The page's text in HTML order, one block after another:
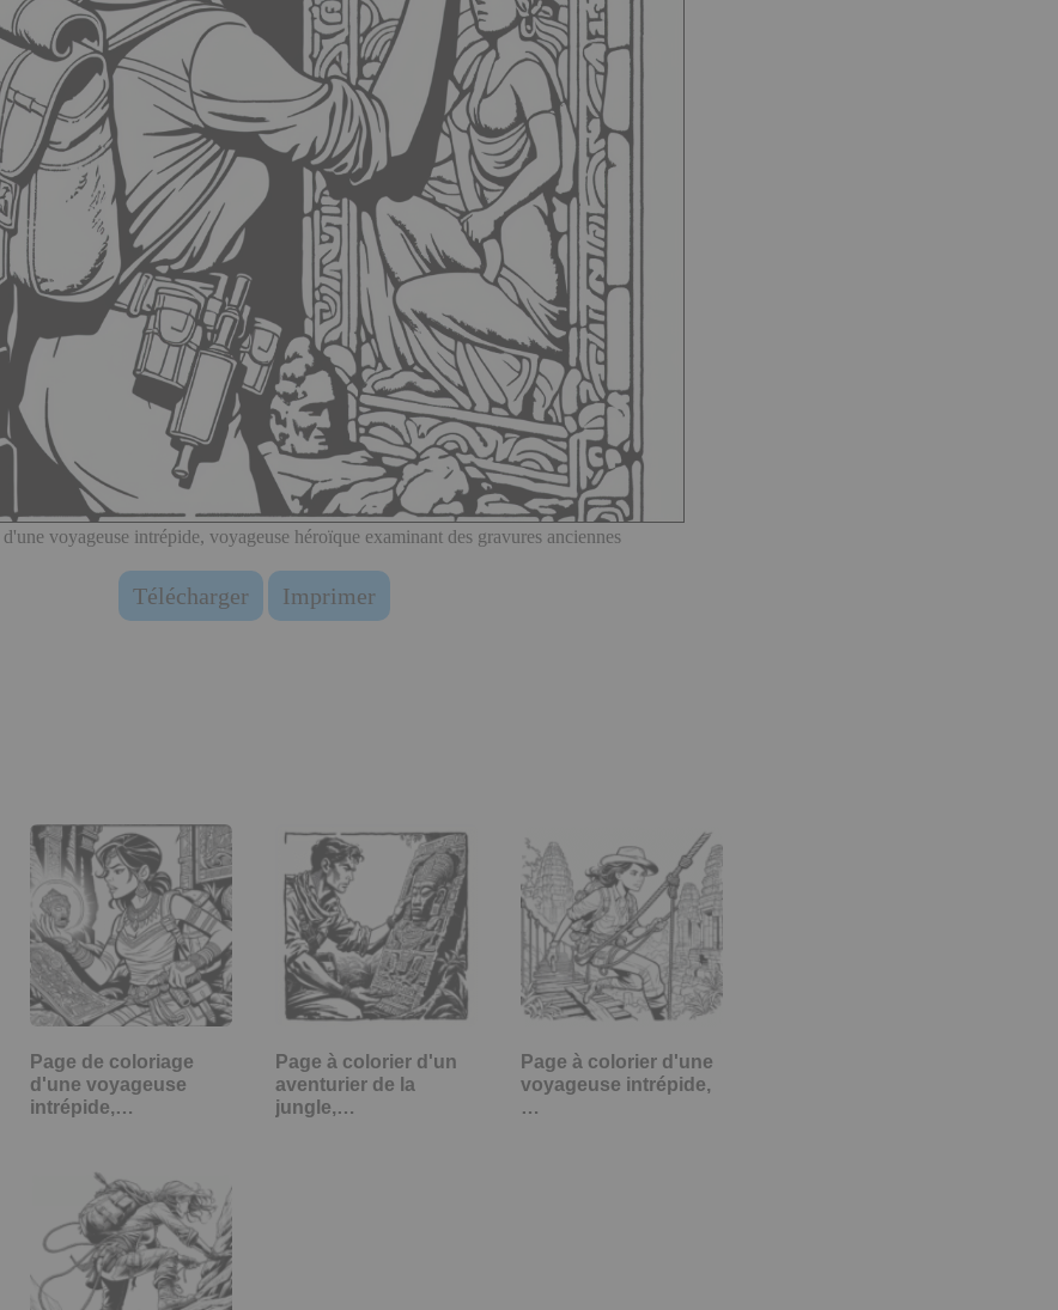
voyageuse intrépide, voyageuse héroïque examinant des gravures anciennes
Télécharger Imprimer
Page de coloriage
d'une voyageuse
intrépide,…
Page à colorier d'un
aventurier de la
jungle,…
Page à colorier d'une
voyageuse intrépide,
…